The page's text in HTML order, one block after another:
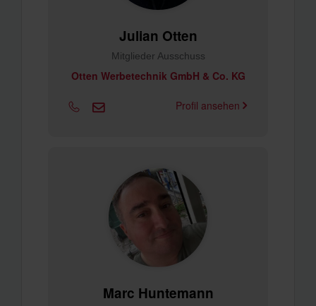
Julian Otten
Mitglieder Ausschuss
Otten Werbetechnik GmbH & Co. KG
Profil ansehen
Marc Huntemann